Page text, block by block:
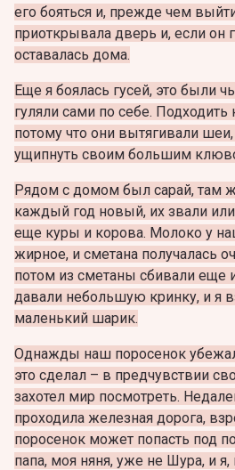
его бояться и, прежде чем
приоткрывала дверь и, если он
оставалась дома.
Еще я боялась гусей, это были
гуляли сами по себе.
потому что они вытягивали
ущипнуть своим большим
Рядом с домом был сарай, там
каждый год новый, их звали
еще куры и корова. Молоко у
жирное, и сметана получалась
потом из сметаны сбивали еще
давали небольшую кринку, и я
маленький шарик.
Однажды наш поросенок
это сделал – в предчувствии
захотел мир посмотреть.
проходила железная дорога,
поросенок может попасть под
папа, моя няня, уже не Шура, и